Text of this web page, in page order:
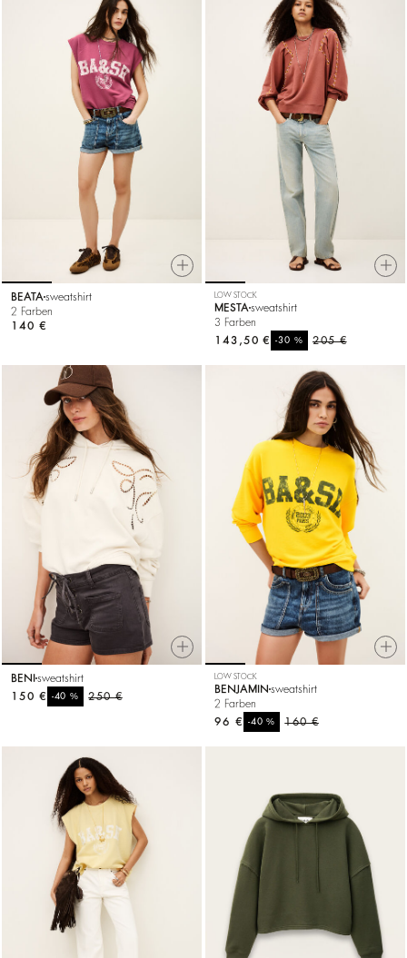
BEATA sweatshirt
2 Farben
140 €
LOW STOCK
MESTA sweatshirt
3 Farben
205 €
-30%
143,50 €
BENI sweatshirt
250 €
-40%
150 €
LOW STOCK
BENJAMIN sweatshirt
2 Farben
160 €
-40%
96 €